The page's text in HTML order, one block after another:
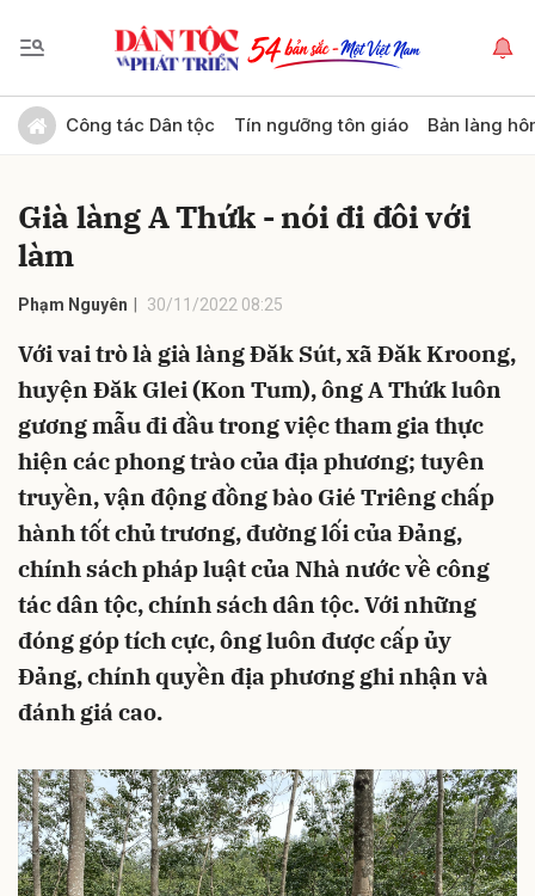
Công tác Dân tộc Tín ngưỡng tôn giáo Bản làng
Già làng A Thứk - nói đi đôi với
làm
Phạm Nguyên 30/11/2022 08:25
Với vai trò là già làng Đăk Sút, xã Đăk Kroong,
huyện Đăk Glei (Kon Tum), ông A Thứk luôn
gương mẫu đi đầu trong việc tham gia thực
hiện các phong trào của địa phương; tuyên
truyền, vận động đồng bào Gié Triêng chấp
hành tốt chủ trương, đường lối của Đảng,
chính sách pháp luật của Nhà nước về công
tác dân tộc, chính sách dân tộc. Với những
đóng góp tích cực, ông luôn được cấp ủy
Đảng, chính quyền địa phương ghi nhận và
đánh giá cao.
Gửi bình luận
Hủy Gửi